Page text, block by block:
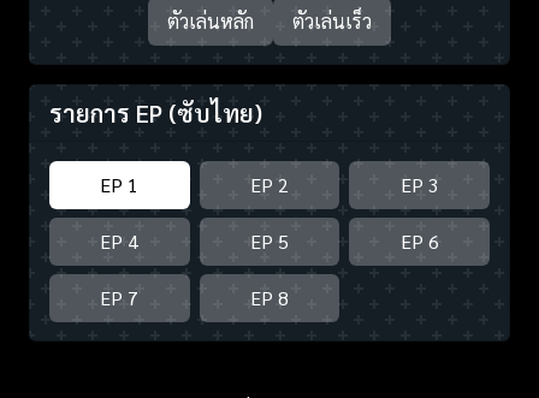
ตัวเล่นหลัก ตัวเล่นเร็ว
รายการ EP (ซับไทย)
EP 1 EP 2 EP 3
EP 4 EP 5 EP 6
EP 7 EP 8